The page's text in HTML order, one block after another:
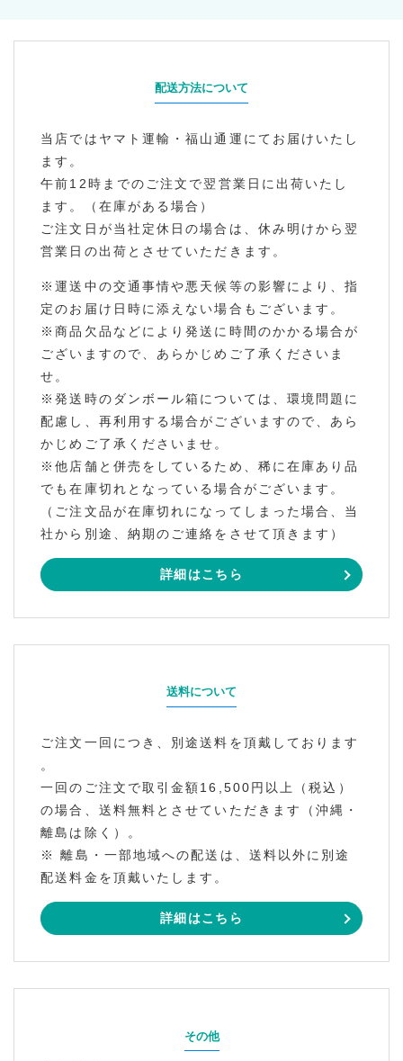
配送方法について
当店ではヤマト運輸・福山通運にてお届けいたし
ます。
午前12時までのご注文で翌営業日に出荷いたし
ます。（在庫がある場合）
ご注文日が当社定休日の場合は、休み明けから翌
営業日の出荷とさせていただきます。
※運送中の交通事情や悪天候等の影響により、指
定のお届け日時に添えない場合もございます。
※商品欠品などにより発送に時間のかかる場合が
ございますので、あらかじめご了承くださいま
せ。
※発送時のダンボール箱については、環境問題に
配慮し、再利用する場合がございますので、あら
かじめご了承くださいませ。
※他店舗と併売をしているため、稀に在庫あり品
でも在庫切れとなっている場合がございます。
（ご注文品が在庫切れになってしまった場合、当
社から別途、納期のご連絡をさせて頂きます）
詳細はこちら
送料について
ご注文一回につき、別途送料を頂戴しております
。
一回のご注文で取引金額16,500円以上（税込）
の場合、送料無料とさせていただきます（沖縄・
離島は除く）。
※ 離島・一部地域への配送は、送料以外に別途
配送料金を頂戴いたします。
詳細はこちら
その他